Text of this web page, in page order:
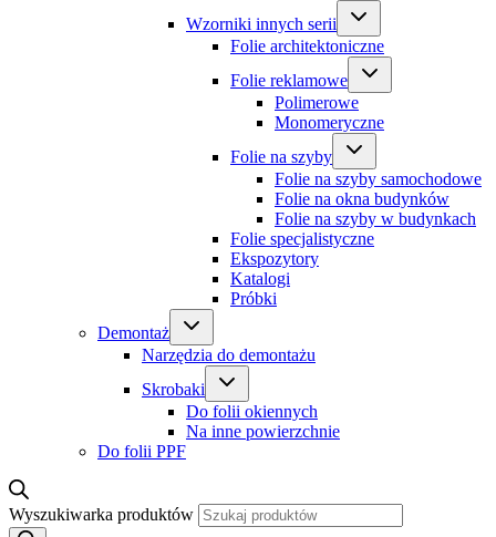
Wzorniki innych serii
Folie architektoniczne
Folie reklamowe
Polimerowe
Monomeryczne
Folie na szyby
Folie na szyby samochodowe
Folie na okna budynków
Folie na szyby w budynkach
Folie specjalistyczne
Ekspozytory
Katalogi
Próbki
Demontaż
Narzędzia do demontażu
Skrobaki
Do folii okiennych
Na inne powierzchnie
Do folii PPF
Wyszukiwarka produktów